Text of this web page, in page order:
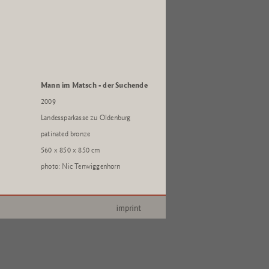
Mann im Matsch - der Suchende
2009
Landessparkasse zu Oldenburg
patinated bronze
560 x 850 x 850 cm
photo: Nic Tenwiggenhorn